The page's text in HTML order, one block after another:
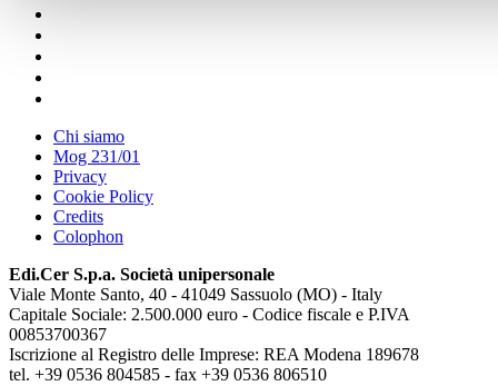
Chi siamo
Mog 231/01
Privacy
Cookie Policy
Credits
Colophon
Edi.Cer S.p.a. Società unipersonale
Viale Monte Santo, 40 - 41049 Sassuolo (MO) - Italy
Capitale Sociale: 2.500.000 euro - Codice fiscale e P.IVA
00853700367
Iscrizione al Registro delle Imprese: REA Modena 189678
tel. +39 0536 804585 - fax +39 0536 806510